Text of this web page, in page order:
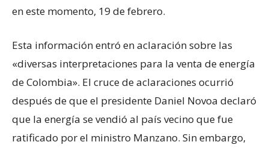
en este momento, 19 de febrero.
Esta información entró en aclaración sobre las
«diversas interpretaciones para la venta de energía
de Colombia». El cruce de aclaraciones ocurrió
después de que el presidente Daniel Novoa declaró
que la energía se vendió al país vecino que fue
ratificado por el ministro Manzano. Sin embargo,